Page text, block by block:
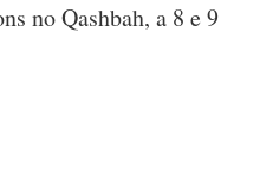
no Qashbah, a 8 e 9